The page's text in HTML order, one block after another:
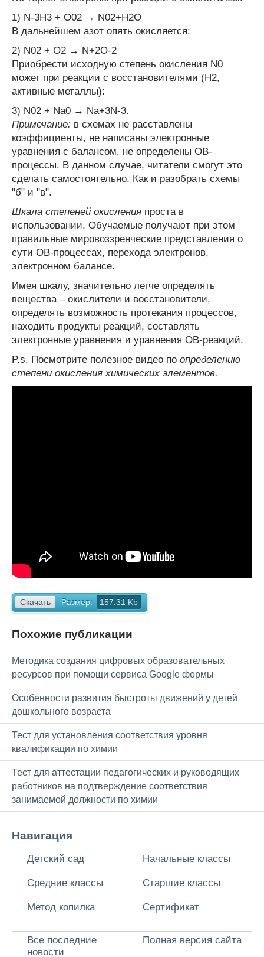
1) N-3H3 + O02 → N02+H2O
В дальнейшем азот опять окисляется:
2) N02 + O2 → N+2O-2
Приобрести исходную степень окисления N0
может при реакции с восстановителями (H2,
активные металлы):
3) N02 + Na0 → Na+3N-3.
Примечание: в схемах не расставлены
коэффициенты, не написаны электронные
уравнения с балансом, не определены ОВ-
процессы. В данном случае, читатели смогут это
сделать самостоятельно. Как и разобрать схемы
"б" и "в".
Шкала степеней окисления проста в
использовании. Обучаемые получают при этом
правильные мировоззренческие представления о
сути ОВ-процессах, перехода электронов,
электронном балансе.
Имея шкалу, значительно легче определять
вещества – окислители и восстановители,
определять возможность протекания процессов,
находить продукты реакций, составлять
электронные уравнения и уравнения ОВ-реакций.
P.s. Посмотрите полезное видео по определению
степени окисления химических элементов.
Скачать Размер: 157.31 Kb
Похожие публикации
Методика создания цифровых образовательных
ресурсов при помощи сервиса Google формы
Особенности развития быстроты движений у детей
дошкольного возраста
Тест для установления соответствия уровня
квалификации по химии
Тест для аттестации педагогических и руководящих
работников на подтверждение соответствия
занимаемой должности по химии
Навигация
Детский сад Начальные классы
Средние классы Старшие классы
Метод копилка Сертификат
Все последние
новости
Полная версия сайта